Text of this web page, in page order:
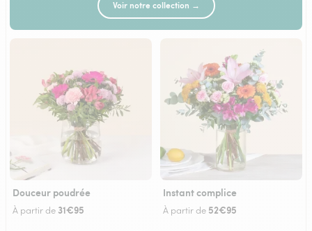
Voir notre collection →
Douceur poudrée
À partir de 31€95
Instant complice
À partir de 52€95